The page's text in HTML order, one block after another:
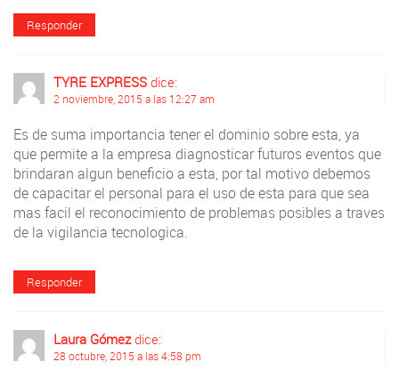
Responder
TYRE EXPRESS dice:
2 noviembre, 2015 a las 12:27 am
Es de suma importancia tener el dominio sobre esta, ya
que permite a la empresa diagnosticar futuros eventos que
brindaran algun beneficio a esta, por tal motivo debemos
de capacitar el personal para el uso de esta para que sea
mas facil el reconocimiento de problemas posibles a traves
de la vigilancia tecnologica.
Responder
Laura Gómez dice:
28 octubre, 2015 a las 4:58 pm